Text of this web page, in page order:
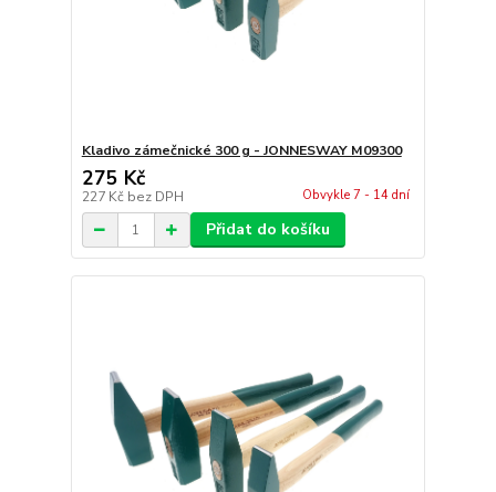
Kladivo zámečnické 300 g - JONNESWAY M09300
275 Kč
227 Kč bez DPH Obvykle 7 - 14 dní
Přidat do košíku